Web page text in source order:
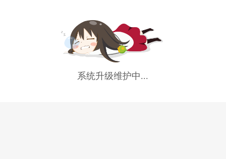
系统升级维护中...